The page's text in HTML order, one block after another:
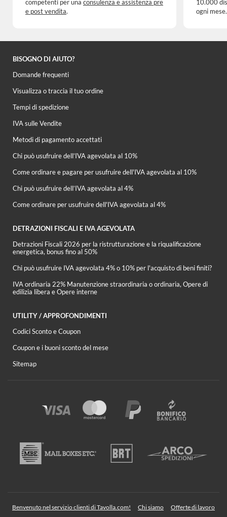
competenti per una consulenza e assistenza pre
e post vendita.
10.000
ogni mese.
BISOGNO DI AIUTO?
Domande frequenti
Visualizza o traccia il tuo ordine
Tempi di spedizione
IVA sulle Vendite
Metodi di pagamento accettati
Chi può usufruire dell’IVA agevolata al 10%
Come ordinare e pagare per usufruire dell'IVA agevolata al 10%
Chi può usufruire dell’IVA agevolata al 4%
Come ordinare per usufruire dell'IVA agevolata al 4%
DETRAZIONI FISCALI E IVA AGEVOLATA
Detrazioni Fiscali 2026 per la ristrutturazione e la riqualificazione
energetica, bonus fino al 50%
Chi può usufruire IVA agevolata 4% o 10% per l'acquisto di beni finiti?
IVA ordinaria 22% Manutenzione straordinaria o ordinaria, Opere di
edilizia libera e Opere interne
UTILITY / APPROFONDIMENTI
Codici Sconto e Coupon
Coupon e i buoni sconto del mese
Sitemap
Benvenuto nel servizio clienti di Tavolla.com! Chi siamo Offerte di lavoro